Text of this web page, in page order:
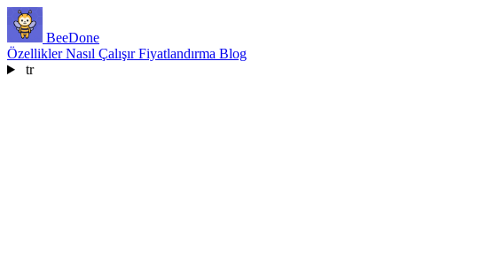
BeeDone
ÖzelliklerNasıl ÇalışırFiyatlandırma Blog
tr